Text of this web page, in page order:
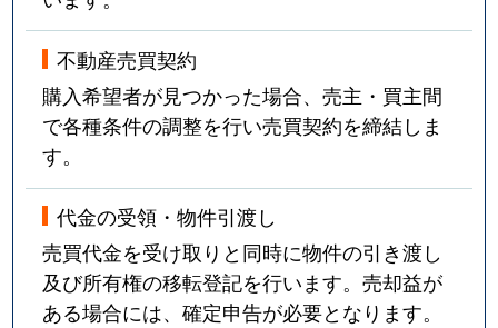
不動産売買契約
購入希望者が見つかった場合、売主・買主間
で各種条件の調整を行い売買契約を締結しま
す。
代金の受領・物件引渡し
売買代金を受け取りと同時に物件の引き渡し
及び所有権の移転登記を行います。売却益が
ある場合には、確定申告が必要となります。